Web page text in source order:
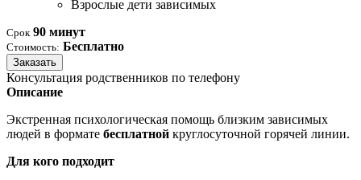
Взрослые дети зависимых
Срок 90 минут
Стоимость: Бесплатно
Заказать
Консультация родственников по телефону
Описание
Экстренная психологическая помощь близким зависимых
людей в формате бесплатной круглосуточной горячей линии.
Для кого подходит